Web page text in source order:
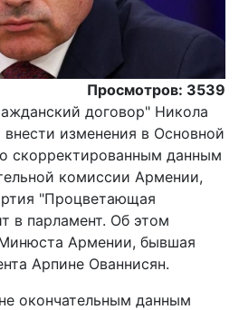
Просмотров: 3539
договор" Никола
изменения в Основной
скорректированным данным
комиссии Армении,
"Процветающая
в парламент. Об этом
Армении, бывшая
Арпине Ованнисян.
окончательным данным